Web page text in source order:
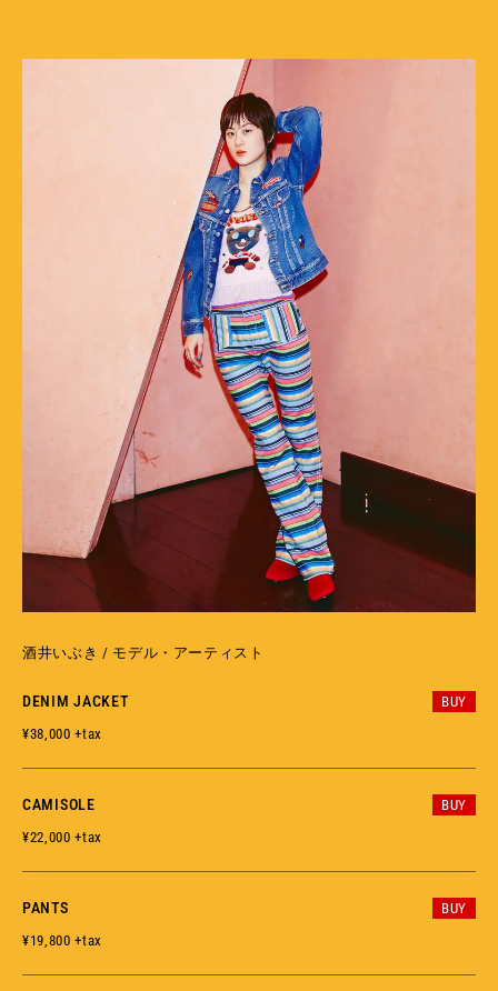
酒井いぶき / モデル・アーティスト
DENIM JACKET
BUY
¥38,000 +tax
CAMISOLE
BUY
¥22,000 +tax
PANTS
BUY
¥19,800 +tax